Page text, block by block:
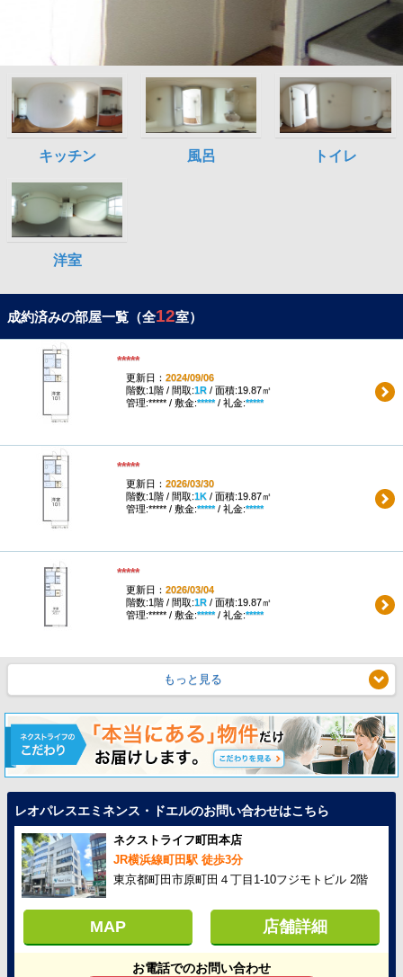
成約済みの部屋一覧（全12室）
*****
更新日： 2024/09/06
階数:1階 / 間取:1R/ 面積:19.87㎡
管理:***** / 敷金:*****/ 礼金:*****
*****
更新日： 2026/03/30
階数:1階 / 間取:1K/ 面積:19.87㎡
管理:***** / 敷金:*****/ 礼金:*****
*****
更新日： 2026/03/04
階数:1階 / 間取:1R/ 面積:19.87㎡
管理:***** / 敷金:*****/ 礼金:*****
もっと見る
レオパレスエミネンス・ドエルのお問い合わせはこちら
ネクストライフ町田本店
JR横浜線町田駅 徒歩3分
東京都町田市原町田４丁目1-10フジモトビル 2階
MAP 店舗詳細
お電話でのお問い合わせ